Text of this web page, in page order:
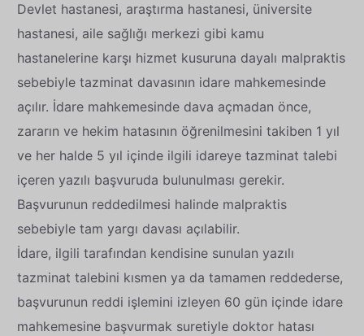
Devlet hastanesi, araştırma hastanesi, üniversite
hastanesi, aile sağlığı merkezi gibi kamu
hastanelerine karşı hizmet kusuruna dayalı malpraktis
sebebiyle tazminat davasının idare mahkemesinde
açılır. İdare mahkemesinde dava açmadan önce,
zararın ve hekim hatasının öğrenilmesini takiben 1 yıl
ve her halde 5 yıl içinde ilgili idareye tazminat talebi
içeren yazılı başvuruda bulunulması gerekir.
Başvurunun reddedilmesi halinde malpraktis
sebebiyle tam yargı davası açılabilir.
İdare, ilgili tarafından kendisine sunulan yazılı
tazminat talebini kısmen ya da tamamen reddederse,
başvurunun reddi işlemini izleyen 60 gün içinde idare
mahkemesine başvurmak suretiyle doktor hatası